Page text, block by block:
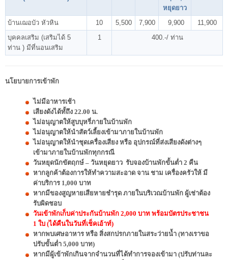
หยุดยาว
บ้านเฌอบัว หัวหิน 10 5,500 7,900 9,900
11,900
บุคคลเสริม (เสริมได้ 5
ท่าน ) มีที่นอนเสริม
1 400.-/ ท่าน
นโยบายการเข้าพัก
ไม่มีอาหารเช้า
เสียงดังได้ทั้ถึง 22.00 น.
ไม่อนุญาตให้สูบบุหรี่ภายในบ้านพัก
ไม่อนุญาตให้นำสัตว์เลี้ยงเข้ามาภายในบ้านพัก
ไม่อนุญาตให้นำชุดเครื่องเสียง หรือ อุปกรณ์ที่ส่งเสียงดังต่างๆ
เข้ามาภายในบ้านพักทุกกรณี
วันหยุดนักขัตฤกษ์ – วันหยุดยาว รับจองบ้านพักขั้นต่ำ 2 คืน
หากลูกค้าต้องการให้ทำความสะอาด จาน ชาม เครื่องครัวให้ มี
ค่าบริการ 1,000 บาท
หากมีของสูญหายเสียหายชำรุด ภายในบริเวณบ้านพัก ผู้เช่าต้อง
รับผิดชอบ
วันเข้าพักเก็บค่าประกันบ้านพัก 2,000 บาท พร้อมบัตรประชาชน
1 ใบ (ได้คืนในวันที่เช็คเอ้าท์)
หากพบเศษอาหาร หรือ สิ่งสกปรกภายในสระว่ายน้ำ (ทางเราขอ
ปรับขั้นต่ำ 5,000 บาท)
หากมีผู้เข้าพักเกินจากจำนวนที่ได้ทำการจองเข้ามา (ปรับท่านละ